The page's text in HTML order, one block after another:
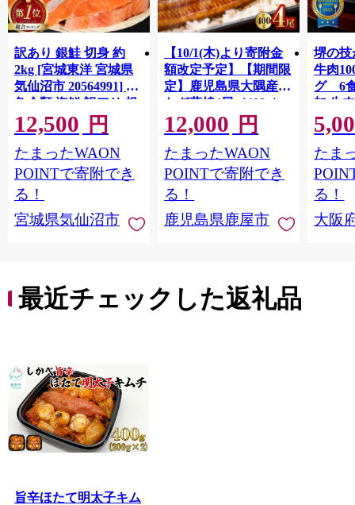
訳あり 銀鮭 切身 約
2kg [宮城東洋 宮城県
気仙沼市 20564991] 鮭
魚介類 海鮮 訳アリ 規
格外 不揃い さけ サケ
鮭切身 シャケ 切り身
冷凍 家庭用 おかず 弁
当 支援 サーモン 銀鮭
切り身 魚 わけあり
12,500 円
たまったWAON
POINTで寄附でき
る！
宮城県気仙沼市
【10/1(木)より寄附金
額改定予定】【期間限
定】鹿児島県大隅産う
なぎ蒲焼4尾（400g）
12,000 円
たまったWAON
POINTで寄附でき
る！
鹿児島県鹿屋市
堺の技
牛肉
グ 6
加 牛
ット 6
メ 温
菜 簡
すめ
取り
料 ふ
堺市】
たま
る！
大阪
最近チェックした返礼品
旨辛ほたて明太子キム